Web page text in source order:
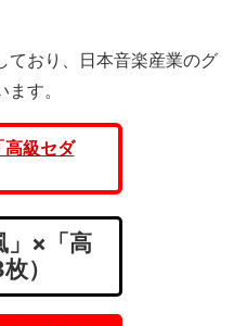
おり、日本音楽産業のグ
す。
高級セダ
」×「高
）